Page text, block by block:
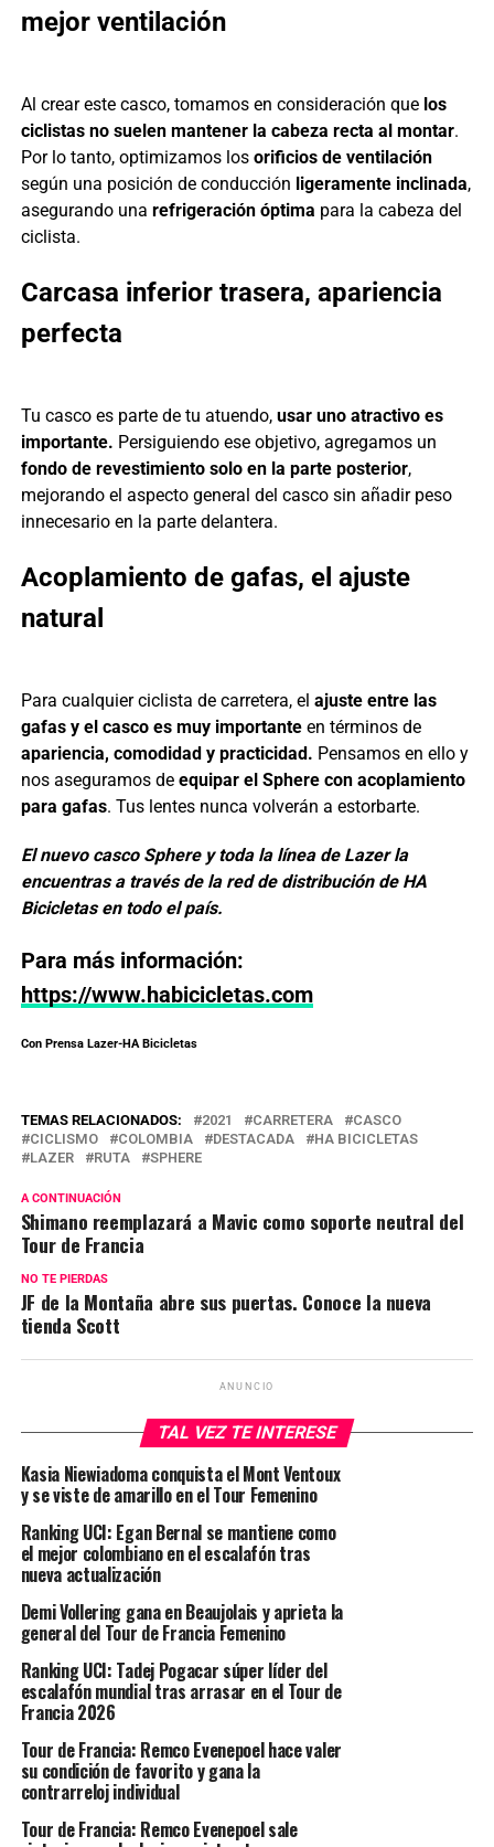
mejor ventilación
Al crear este casco, tomamos en consideración que los
ciclistas no suelen mantener la cabeza recta al montar.
Por lo tanto, optimizamos los orificios de ventilación
según una posición de conducción ligeramente inclinada,
asegurando una refrigeración óptima para la cabeza del
ciclista.
Carcasa inferior trasera, apariencia
perfecta
Tu casco es parte de tu atuendo, usar uno atractivo es
importante. Persiguiendo ese objetivo, agregamos un
fondo de revestimiento solo en la parte posterior,
mejorando el aspecto general del casco sin añadir peso
innecesario en la parte delantera.
Acoplamiento de gafas, el ajuste
natural
Para cualquier ciclista de carretera, el ajuste entre las
gafas y el casco es muy importanteen términos de
apariencia, comodidad y practicidad. Pensamos en ello y
nos aseguramos de equipar el Sphere con acoplamiento
para gafas. Tus lentes nunca volverán a estorbarte.
El nuevo casco Sphere y toda la línea de Lazer la
encuentras a través de la red de distribución de HA
Bicicletas en todo el país.
Para más información:
https://www.habicicletas.com
Con Prensa Lazer-HA Bicicletas
TEMAS RELACIONADOS: 2021 CARRETERA
CASCO
CICLISMO
COLOMBIA DESTACADA
HA BICICLETAS
LAZER
RUTA SPHERE
A CONTINUACIÓN
Shimano reemplazará a Mavic como soporte neutral del
Tour de Francia
NO TE PIERDAS
JF de la Montaña abre sus puertas. Conoce la nueva
tienda Scott
ANUNCIO
TAL VEZ TE INTERESE
Kasia Niewiadoma conquista el Mont Ventoux
y se viste de amarillo en el Tour Femenino
Ranking UCI: Egan Bernal se mantiene como
el mejor colombiano en el escalafón tras
nueva actualización
Demi Vollering gana en Beaujolais y aprieta la
general del Tour de Francia Femenino
Ranking UCI: Tadej Pogacar súper líder del
escalafón mundial tras arrasar en el Tour de
Francia 2026
Tour de Francia: Remco Evenepoel hace valer
su condición de favorito y gana la
contrarreloj individual
Tour de Francia: Remco Evenepoel sale